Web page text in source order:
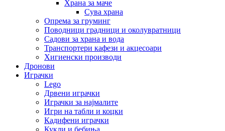
Храна за маче
Сува храна
Опрема за груминг
Поводници градници и околувратници
Садови за храна и вода
Транспортери кафези и акцесоари
Хигиенски производи
Дронови
Играчки
Lego
Дрвени играчки
Играчки за најмалите
Игри на табли и коцки
Кадифени играчки